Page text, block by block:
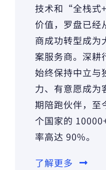
技术和“全栈式
价值，罗盘已经
商成功转型成为
案服务商。深耕
始终保持中立与
力、有意愿成为
期陪跑伙伴，至
个国家的
率高达 90%。
了解更多